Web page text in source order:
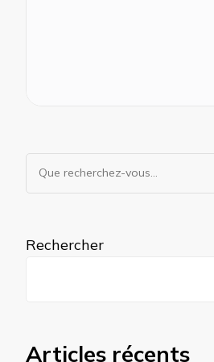
Vous
recherchiez
Rechercher
Articles récents